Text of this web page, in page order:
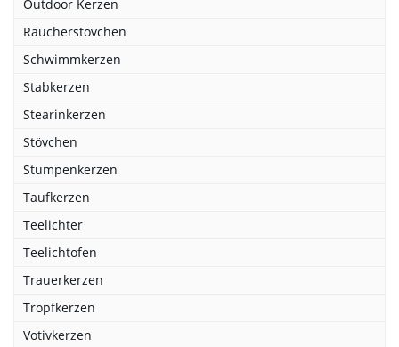
Outdoor Kerzen
Räucherstövchen
Schwimmkerzen
Stabkerzen
Stearinkerzen
Stövchen
Stumpenkerzen
Taufkerzen
Teelichter
Teelichtofen
Trauerkerzen
Tropfkerzen
Votivkerzen